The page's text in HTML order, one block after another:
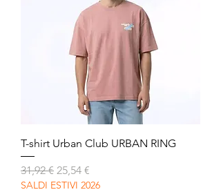
T-shirt Urban Club URBAN RING
Prezzo regolare
31,92 € Prezzo scontato
25,54 €
SALDI ESTIVI 2026